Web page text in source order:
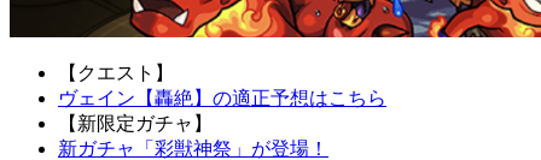
【クエスト】
ヴェイン【轟絶】の適正予想はこちら
【新限定ガチャ】
新ガチャ「彩獣神祭」が登場！